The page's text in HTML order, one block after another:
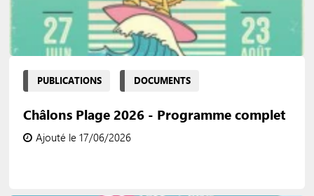
PUBLICATIONS DOCUMENTS
Châlons Plage 2026 - Programme complet
Ajouté le 17/06/2026